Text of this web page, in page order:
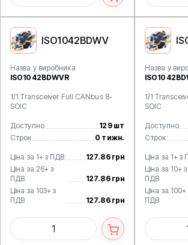
ISO1042BDWV
Назва у виробника
ISO1042BDWVR
1/1 Transceiver Full CANbus 8-
SOIC
Доступно
129 шт
Строк
0 тижн.
Ціна за 1+ з ПДВ
127.86 грн
Ціна за 26+ з
ПДВ
127.86 грн
Ціна за 103+ з
ПДВ
127.86 грн
Назва у
1/1
SOIC
Доступно
Строк
Ціна за 1+ з
Ціна за 10+ з
ПДВ
Ціна за 100+
ПДВ